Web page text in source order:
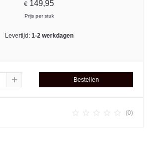
€ 149,95
Prijs per stuk
Levertijd: 1-2 werkdagen
add Bestellen
(0)